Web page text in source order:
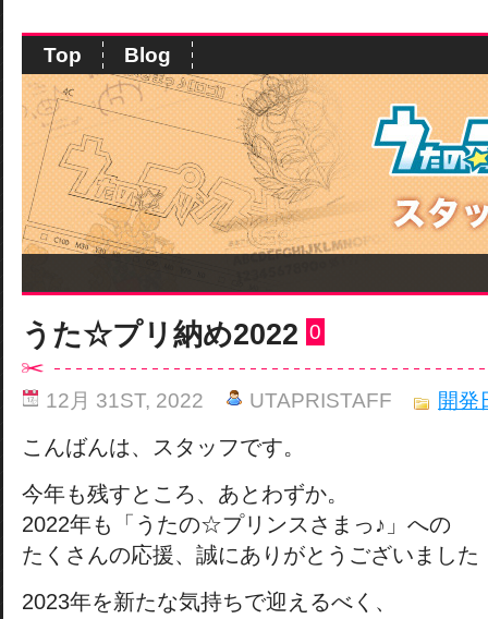
Top Blog
うた☆プリ納め2022 0
12月 31ST, 2022 UTAPRISTAFF 開発
こんばんは、スタッフです。
今年も残すところ、あとわずか。
2022年も「うたの☆プリンスさまっ♪」への
たくさんの応援、誠にありがとうございました
2023年を新たな気持ちで迎えるべく、